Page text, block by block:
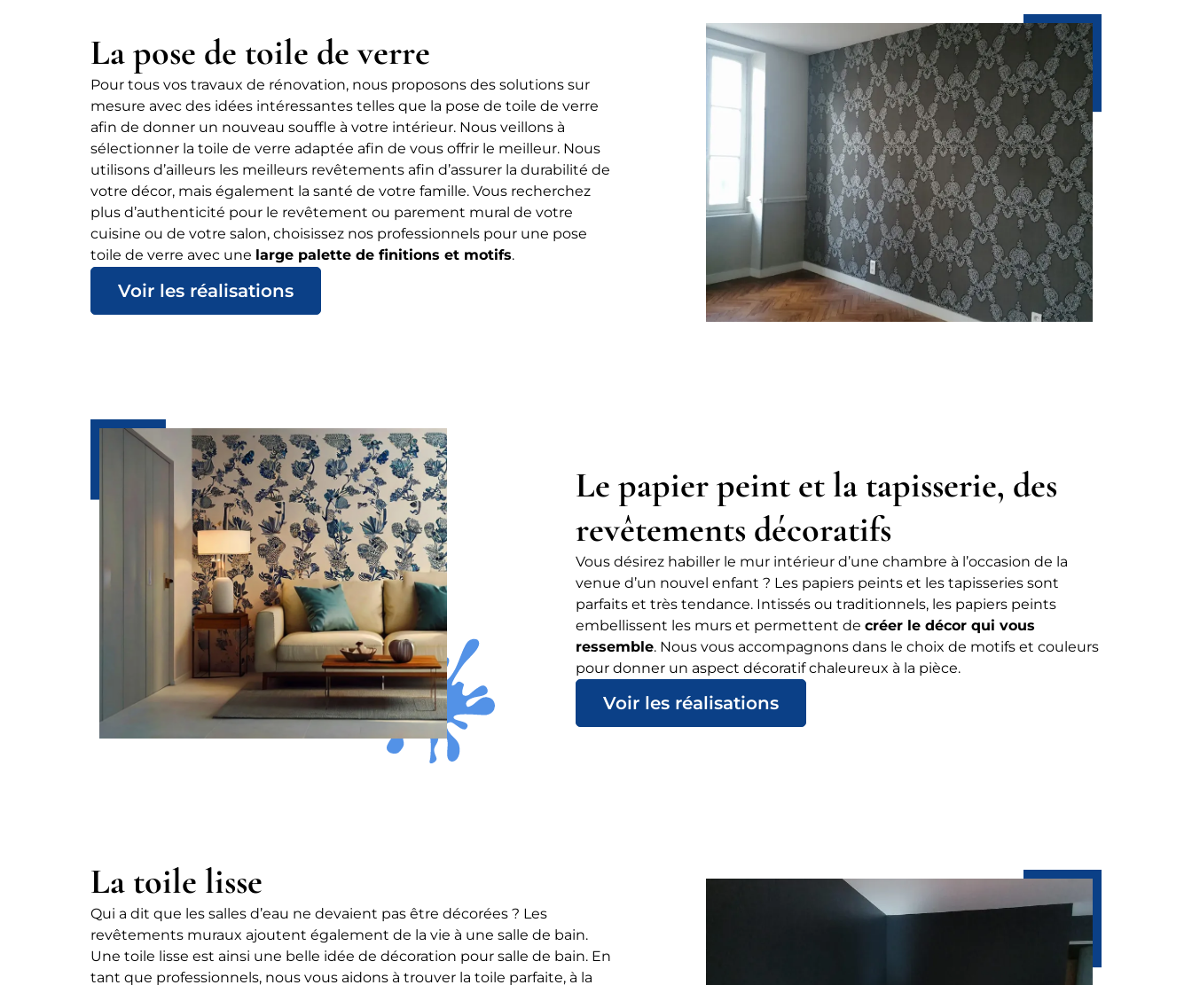
La pose de toile de verre
Pour tous vos travaux de rénovation, nous proposons des solutions sur
mesure avec des idées intéressantes telles que la pose de toile de verre
afin de donner un nouveau souffle à votre intérieur. Nous veillons à
sélectionner la toile de verre adaptée afin de vous offrir le meilleur. Nous
utilisons d’ailleurs les meilleurs revêtements afin d’assurer la durabilité de
votre décor, mais également la santé de votre famille. Vous recherchez
plus d’authenticité pour le revêtement ou parement mural de votre
cuisine ou de votre salon, choisissez nos professionnels pour une pose
toile de verre avec une large palette de finitions et motifs.
Voir les réalisations
Le papier peint et la tapisserie, des
revêtements décoratifs
Vous désirez habiller le mur intérieur d’une chambre à l’occasion de la
venue d’un nouvel enfant ? Les papiers peints et les tapisseries sont
parfaits et très tendance. Intissés ou traditionnels, les papiers peints
embellissent les murs et permettent decréer le décor qui vous
ressemble. Nous vous accompagnons dans le choix de motifs et couleurs
pour donner un aspect décoratif chaleureux à la pièce.
Voir les réalisations
La toile lisse
Qui a dit que les salles d’eau ne devaient pas être décorées ? Les
revêtements muraux ajoutent également de la vie à une salle de bain.
Une toile lisse est ainsi une belle idée de décoration pour salle de bain. En
tant que professionnels, nous vous aidons à trouver la toile parfaite, à la